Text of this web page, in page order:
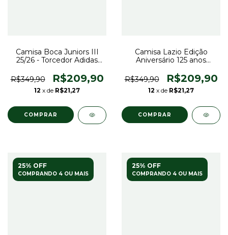
Camisa Boca Juniors III
25/26 - Torcedor Adidas
detalhes em amarelo
R$349,90 R$209,90
12 x de R$21,27
COMPRAR
Camisa Lazio Edição
Aniversário 125 anos
Mizuno Masculina - Azul
R$349,90 R$209,90
12 x de R$21,27
COMPRAR
25% OFF
COMPRANDO 4 OU MAIS
25% OFF
COMPRANDO 4 OU MAIS